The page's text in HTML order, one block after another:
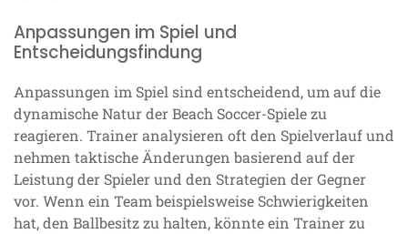
Anpassungen im Spiel und
Entscheidungsfindung
Anpassungen im Spiel sind entscheidend, um auf die
dynamische Natur der Beach Soccer-Spiele zu
reagieren. Trainer analysieren oft den Spielverlauf und
nehmen taktische Änderungen basierend auf der
Leistung der Spieler und den Strategien der Gegner
vor. Wenn ein Team beispielsweise Schwierigkeiten
hat, den Ballbesitz zu halten, könnte ein Trainer zu